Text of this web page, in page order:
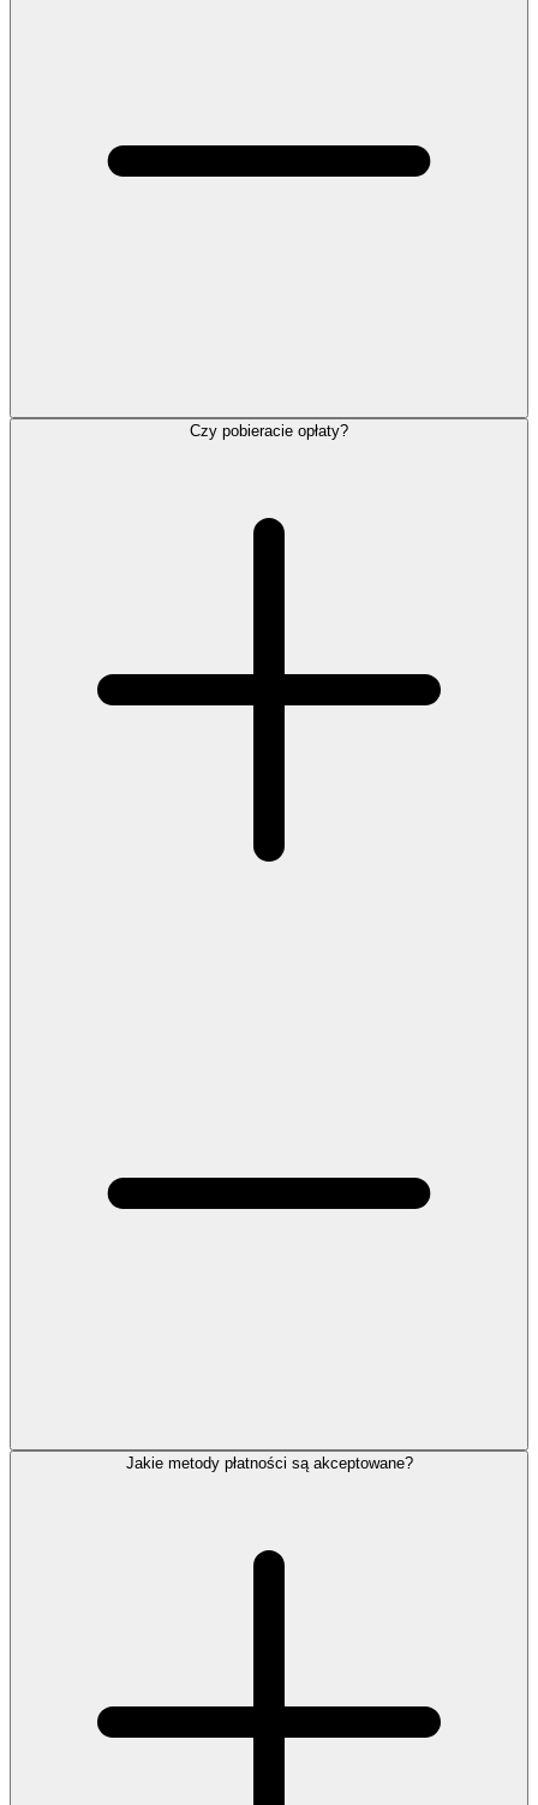
Czy pobieracie opłaty?
Jakie metody płatności są akceptowane?